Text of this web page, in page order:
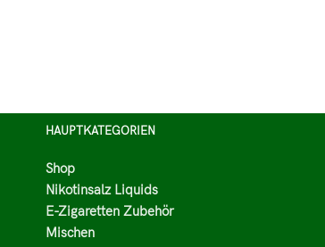
HAUPTKATEGORIEN
Shop
Nikotinsalz Liquids
E-Zigaretten Zubehör
Mischen